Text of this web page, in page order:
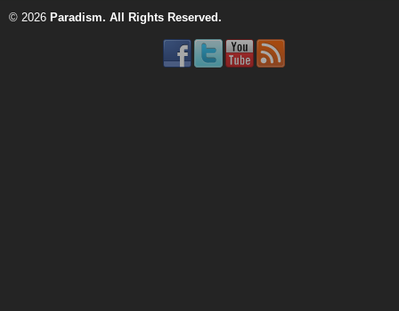
© 2026 Paradism. All Rights Reserved.